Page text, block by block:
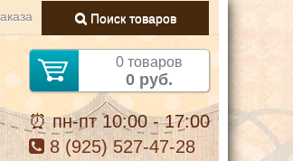
Поиск товаров
0 товаров
0 руб.
⏰ пн-пт 10:00 - 17:00
8 (925) 527-47-28